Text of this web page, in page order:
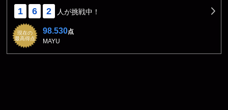
1 6 2 人が挑戦中！
現在の
最高得点
98.530点
MAYU